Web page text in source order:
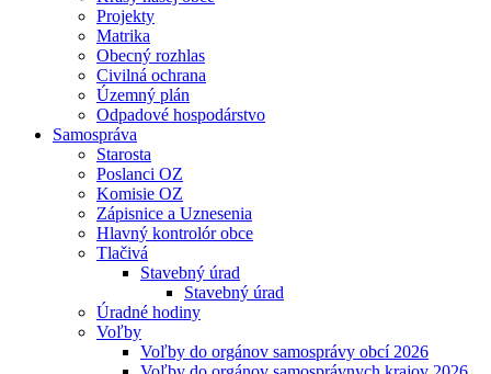
Projekty
Matrika
Obecný rozhlas
Civilná ochrana
Územný plán
Odpadové hospodárstvo
Samospráva
Starosta
Poslanci OZ
Komisie OZ
Zápisnice a Uznesenia
Hlavný kontrolór obce
Tlačivá
Stavebný úrad
Stavebný úrad
Úradné hodiny
Voľby
Voľby do orgánov samosprávy obcí 2026